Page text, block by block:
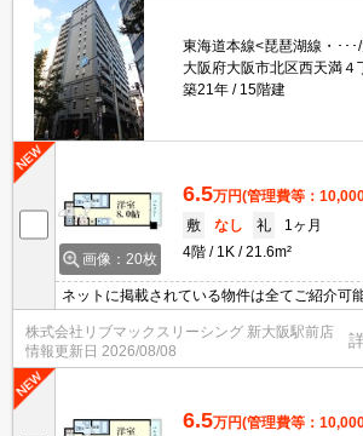
東海道本線<琵琶湖線・･･
大阪府大阪市北区西天満４
築21年
15階建
画像：20枚
6.5万円(管理費等：
敷
なし 礼
1ヶ月
4階
1K 21.6m²
ネットに掲載されている物件は全てご紹介可
型マンション★インターネット無料★初期費
★弊社は天満橋駅前店、新大阪駅前店、梅田
ご希望の店舗でご対応可能です★女性スタッ
在籍★内見代行・写真撮影/動画撮影/WEB契
株式会社リブマックスリーシング 新大阪駅前店
情報更新日 2026/08/08
6.5万円(管理費等：